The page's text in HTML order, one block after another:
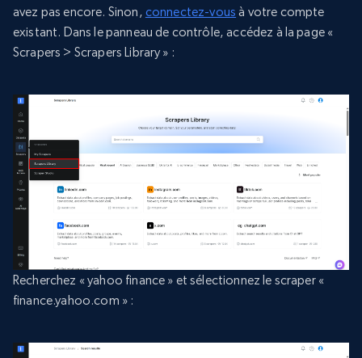
avez pas encore. Sinon, connectez-vous à votre compte
existant. Dans le panneau de contrôle, accédez à la page «
Scrapers > Scrapers Library » :
Recherchez « yahoo finance » et sélectionnez le scraper «
finance.yahoo.com » :